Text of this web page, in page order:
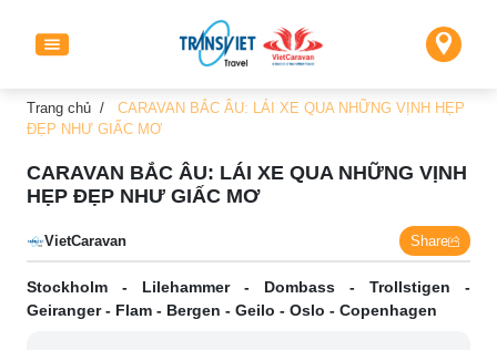
Trang chủ / CARAVAN BẮC ÂU: LÁI XE QUA NHỮNG VỊNH HẸP
ĐẸP NHƯ GIẤC MƠ
CARAVAN BẮC ÂU: LÁI XE QUA NHỮNG VỊNH
HẸP ĐẸP NHƯ GIẤC MƠ
VietCaravan Share
Stockholm - Lilehammer - Dombass - Trollstigen -
Geiranger - Flam - Bergen - Geilo - Oslo - Copenhagen